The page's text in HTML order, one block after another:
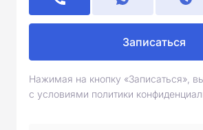
Записаться
Нажимая на кнопку «Записаться»,
с условиями политики